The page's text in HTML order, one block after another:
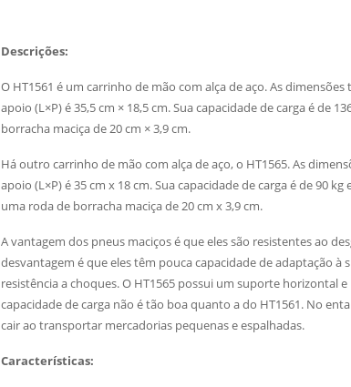
Descrições:
O HT1561 é um carrinho de mão com alça de aço. As dimensões
apoio (L×P) é 35,5 cm × 18,5 cm. Sua capacidade de carga é de
borracha maciça de 20 cm × 3,9 cm.
Há outro carrinho de mão com alça de aço, o HT1565. As
apoio (L×P) é 35 cm x 18 cm. Sua capacidade de carga é de 90
uma roda de borracha maciça de 20 cm x 3,9 cm.
A vantagem dos pneus maciços é que eles são resistentes ao
desvantagem é que eles têm pouca capacidade de adaptação à
resistência a choques. O HT1565 possui um suporte horizontal
capacidade de carga não é tão boa quanto a do HT1561. No
cair ao transportar mercadorias pequenas e espalhadas.
Características: